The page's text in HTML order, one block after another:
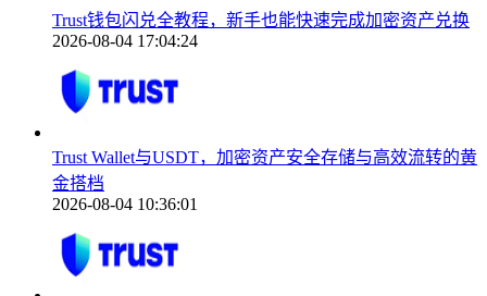
Trust钱包闪兑全教程，新手也能快速完成加密资产兑换
2026-08-04 17:04:24
Trust Wallet与USDT，加密资产安全存储与高效流转的黄
金搭档
2026-08-04 10:36:01